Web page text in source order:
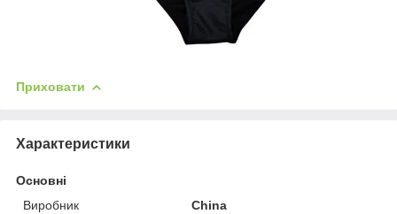
Приховати
Характеристики
Основні
Виробник
China